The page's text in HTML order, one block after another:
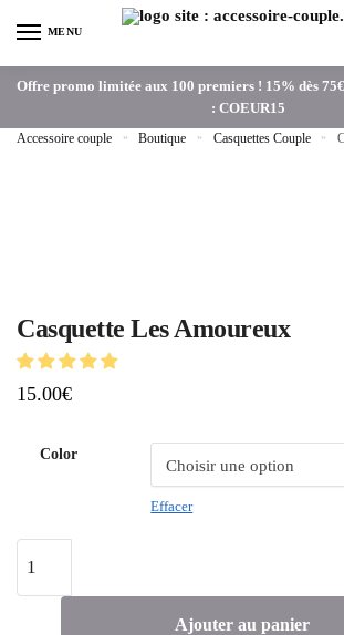
MENU
Offre promo limitée aux 100 premiers ! 15% dès 75€
: COEUR15
Accessoire couple » Boutique » Casquettes Couple »
Casquette Les Amoureux
15.00€
Color
Effacer
Ajouter au panier